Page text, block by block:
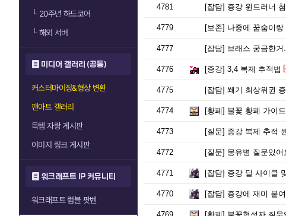
└20주년 하드코어
└해외 서버
미디어 갤러리 (공통)
커스터마이징&형상 변환
팬아트 갤러리
득템 자랑 게시판
이미지 링크 게시판
워크래프트 IP 커뮤니티
워크래프트 럼블 팟벤
4781 [잡담] 증강 윈드러너
4779 [보존] 나중에 꿈숨이
4777 [잡담] 브래스 궁금한거
4776 [증강] 3,4 복제 추적법
4775 [잡담] 쐐기 최상위권
4774 [황폐] 불꽃 황폐 가이
4773 [질문] 증강 복제 추적
4772 [질문] 몽유병 질문있어
4771 [잡담] 증강 딜 사이클
4770 [잡담] 증강에 재미 붙여가는